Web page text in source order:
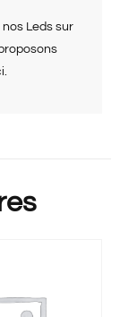
Leds sur